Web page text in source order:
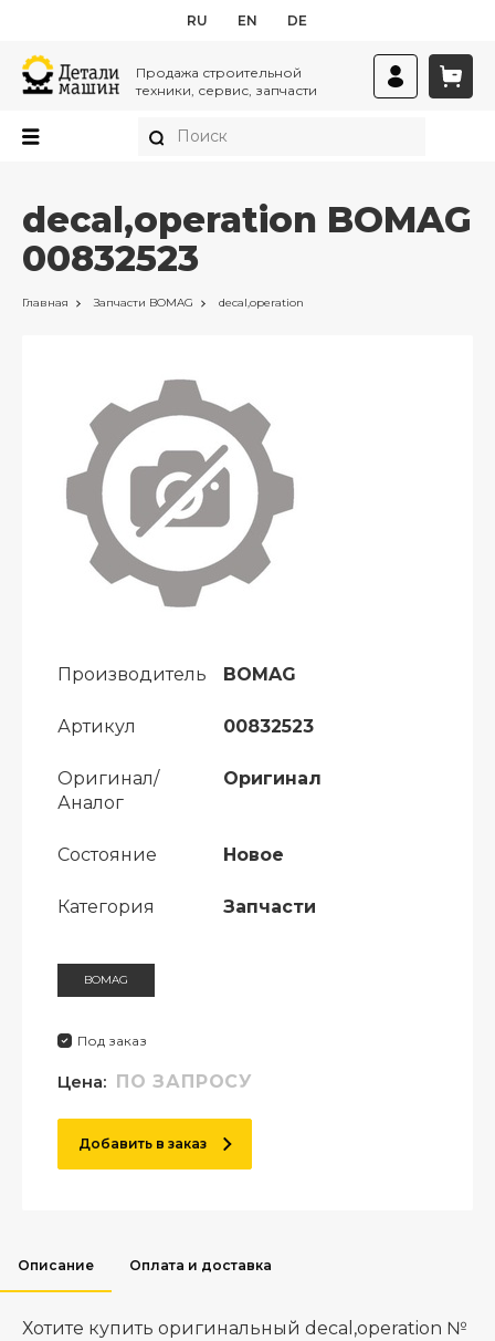
RU EN DE
Продажа строительной
техники, сервис, запчасти
decal,operation BOMAG
00832523
Главная Запчасти BOMAG decal,operation
Производитель BOMAG
Артикул 00832523
Оригинал/
Аналог
Оригинал
Состояние Новое
Категория Запчасти
BOMAG
Под заказ
Цена: ПО ЗАПРОСУ
Добавить в заказ
Описание Оплата и доставка
Хотите купить оригинальный decal,operation №